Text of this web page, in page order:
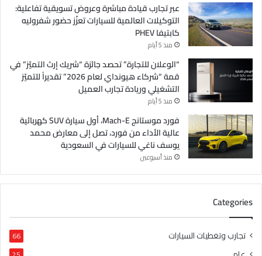
عبر تجارب قيادة مباشرة وعروض تسويقية تفاعلية:
التوكيلات العالمية للسيارات تعزّز حضور شفروليه
كابتيفا PHEV
منذ 5 أيام
“الوعلان للتجارة” تحصد جائزة “شريك إرث التميّز” في
قمة “شركاء هيونداي لعام 2026” تقديراً للتميّز
التشغيلي وريادة تجارب العميل
منذ 5 أيام
فورد موستانج Mach-E، أول سيارة SUV كهربائية
عالية الأداء من فورد، تصل إلى معارض محمد
يوسف ناغي للسيارات في السعودية
منذ أسبوعين
Categories
تجارب وتغطيات السيارات 66